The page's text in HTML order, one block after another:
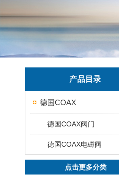
产品目录
德国COAX
德国COAX阀门
德国COAX电磁阀
点击更多分类